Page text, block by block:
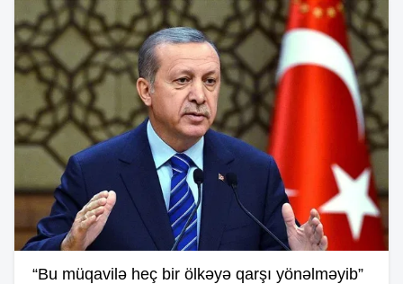
“Bu müqavilə heç bir ölkəyə qarşı yönəlməyib”